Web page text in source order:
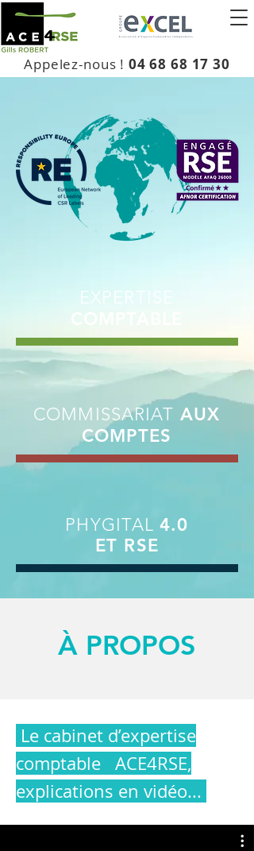
Appelez-nous ! 04 68 68 17 30
EXPERTISE
COMPTABLE
COMMISSARIAT AUX
COMPTES
PHYGITAL4.0
ET RSE
À PROPOS
Le cabinet d’expertise
comptable ACE4RSE,
explications en vidéo...